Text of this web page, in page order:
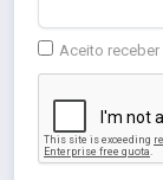
Aceito receber